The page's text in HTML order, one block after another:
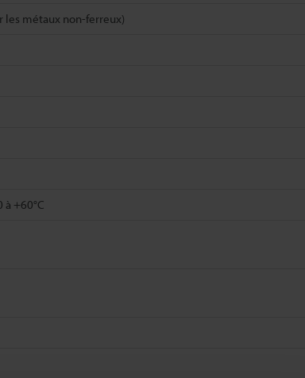
les métaux non-ferreux)
+60°C